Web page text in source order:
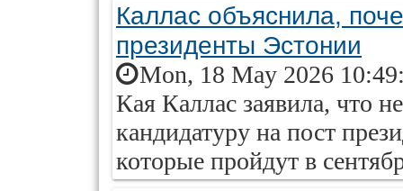
Каллас объяснила,
президенты Эстонии
Mon, 18 May 2026
Кая Каллас заявила, что
кандидатуру на пост
которые пройдут в